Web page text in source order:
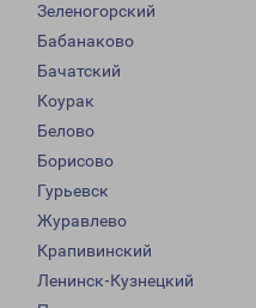
Зеленогорский
Бабанаково
Бачатский
Коурак
Белово
Борисово
Гурьевск
Журавлево
Крапивинский
Ленинск-Кузнецкий